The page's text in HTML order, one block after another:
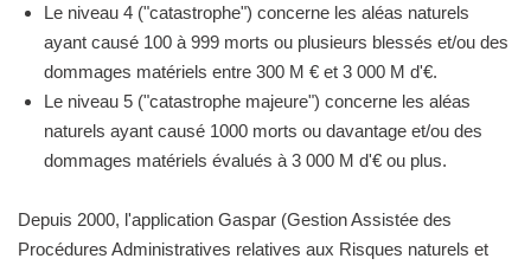
Le niveau 4 ("catastrophe") concerne les aléas naturels
ayant causé 100 à 999 morts ou plusieurs blessés et/ou des
dommages matériels entre 300 M € et 3 000 M d'€.
Le niveau 5 ("catastrophe majeure") concerne les aléas
naturels ayant causé 1000 morts ou davantage et/ou des
dommages matériels évalués à 3 000 M d'€ ou plus.
Depuis 2000, l'application Gaspar (Gestion Assistée des
Procédures Administratives relatives aux Risques naturels et